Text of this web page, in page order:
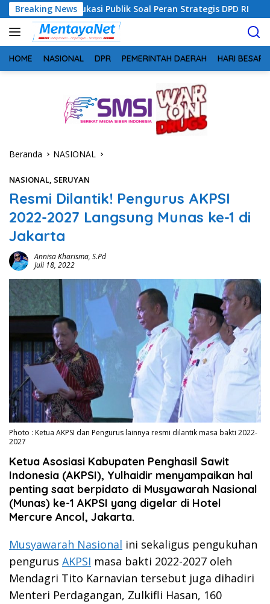
Langsung
ke
konten
Breaking News
Publik Soal Peran Strategis DPD RI Sinergi
HOME NASIONAL DPR PEMERINTAH DAERAH HARI BESAR
Beranda NASIONAL
NASIONAL, SERUYAN
Resmi Dilantik! Pengurus AKPSI
2022-2027 Langsung Munas ke-1 di
Jakarta
Annisa Kharisma, S.Pd
Juli 18, 2022
Photo : Ketua AKPSI dan Pengurus lainnya resmi dilantik masa bakti 2022-
2027
Ketua Asosiasi Kabupaten Penghasil Sawit
Indonesia (AKPSI), Yulhaidir menyampaikan hal
penting saat berpidato di Musyawarah Nasional
(Munas) ke-1 AKPSI yang digelar di Hotel
Mercure Ancol, Jakarta.
Musyawarah Nasional ini sekaligus pengukuhan
pengurus AKPSI masa bakti 2022-2027 oleh
Mendagri Tito Karnavian tersebut juga dihadiri
Menteri Perdagangan, Zulkifli Hasan, 160